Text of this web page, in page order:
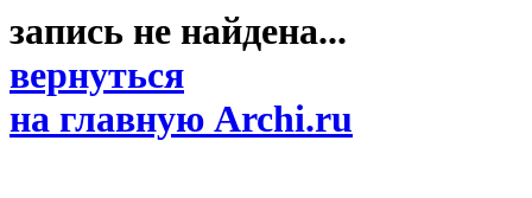
запись не найдена...
вернуться
на главную Archi.ru